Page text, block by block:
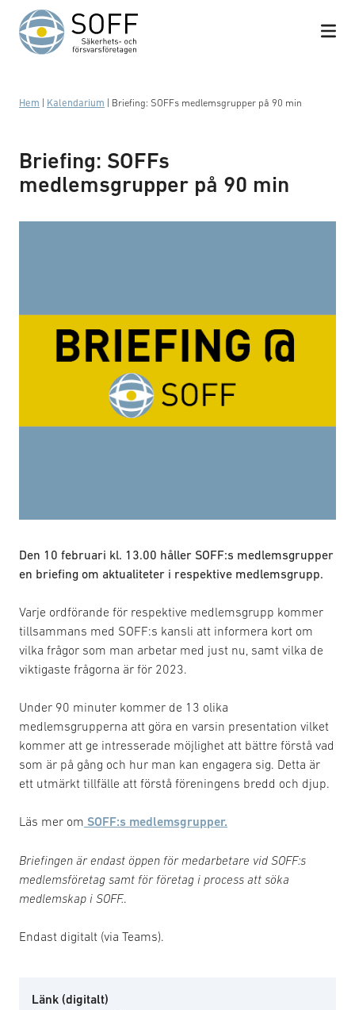
Hoppa till innehåll
Hem Kalendarium Briefing: SOFFs medlemsgrupper på 90 min
Briefing: SOFFs
medlemsgrupper på 90 min
Den 10 februari kl. 13.00 håller SOFF:s medlemsgrupper
en briefing om aktualiteter i respektive medlemsgrupp.
Varje ordförande för respektive medlemsgrupp kommer
tillsammans med SOFF:s kansli att informera kort om
vilka frågor som man arbetar med just nu, samt vilka de
viktigaste frågorna är för 2023.
Under 90 minuter kommer de 13 olika
medlemsgrupperna att göra en varsin presentation vilket
kommer att ge intresserade möjlighet att bättre förstå vad
som är på gång och hur man kan engagera sig. Detta är
ett utmärkt tillfälle att förstå föreningens bredd och djup.
Läs mer om SOFF:s medlemsgrupper.
Briefingen är endast öppen för medarbetare vid SOFF:s
medlemsföretag samt för företag i process att söka
medlemskap i SOFF..
Endast digitalt (via Teams).
Länk (digitalt)